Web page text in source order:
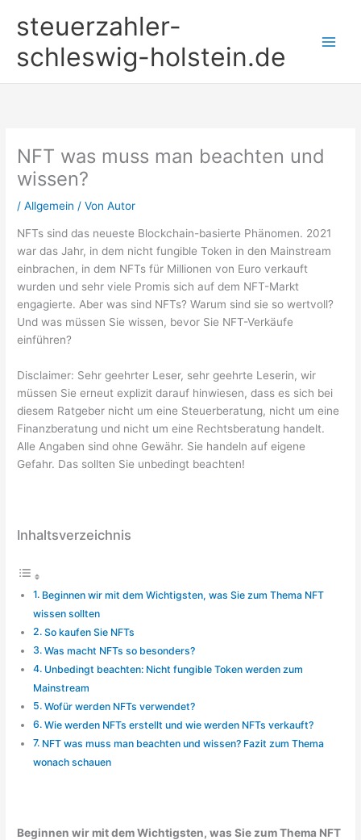
Inhaltsteuerzahler-
schleswig-holstein.de
NFT was muss man beachten und
wissen?
/Allgemein / VonAutor
NFTs sind das neueste Blockchain-basierte Phänomen. 2021
war das Jahr, in dem nicht fungible Token in den Mainstream
einbrachen, in dem NFTs für Millionen von Euro verkauft
wurden und sehr viele Promis sich auf dem NFT-Markt
engagierte. Aber was sind NFTs? Warum sind sie so wertvoll?
Und was müssen Sie wissen, bevor Sie NFT-Verkäufe
einführen?
Disclaimer: Sehr geehrter Leser, sehr geehrte Leserin, wir
müssen Sie erneut explizit darauf hinwiesen, dass es sich bei
diesem Ratgeber nicht um eine Steuerberatung, nicht um eine
Finanzberatung und nicht um eine Rechtsberatung handelt.
Alle Angaben sind ohne Gewähr. Sie handeln auf eigene
Gefahr. Das sollten Sie unbedingt beachten!
Inhaltsverzeichnis
Beginnen wir mit dem Wichtigsten, was Sie zum Thema NFT
wissen sollten
So kaufen Sie NFTs
Was macht NFTs so besonders?
Unbedingt beachten: Nicht fungible Token werden zum
Mainstream
Wofür werden NFTs verwendet?
Wie werden NFTs erstellt und wie werden NFTs verkauft?
NFT was muss man beachten und wissen? Fazit zum Thema
wonach schauen
Beginnen wir mit dem Wichtigsten, was Sie zum Thema NFT